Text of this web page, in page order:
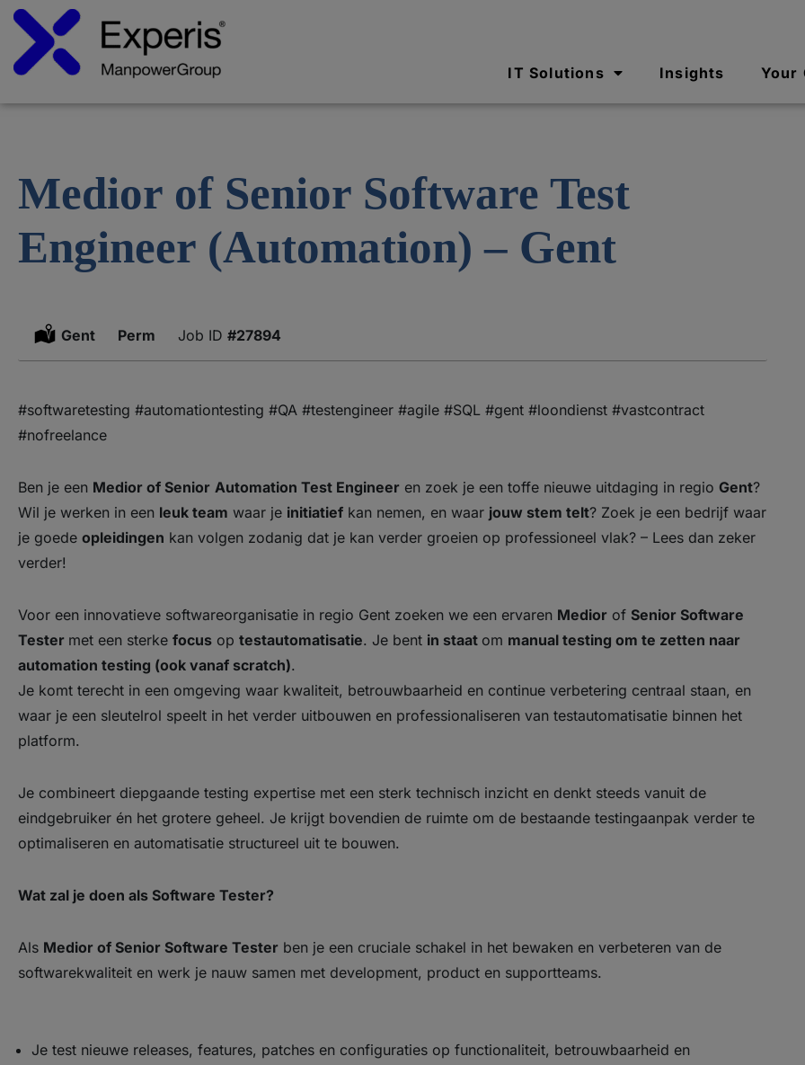
IT Solutions Insights Your
Medior of Senior Software Test
Engineer (Automation) – Gent
Location:
Gent Type:
Perm #27894
#softwaretesting #automationtesting #QA #testengineer #agile #SQL #gent #loondienst #vastcontract
#nofreelance
Ben je een Medior of Senior Automation Test Engineer en zoek je een toffe nieuwe uitdaging in regio Gent?
Wil je werken in een leuk team waar je initiatief kan nemen, en waar jouw stem telt? Zoek je een bedrijf waar
je goede opleidingen kan volgen zodanig dat je kan verder groeien op professioneel vlak? – Lees dan zeker
verder!
Voor een innovatieve softwareorganisatie in regio Gent zoeken we een ervaren Medior of Senior Software
Tester met een sterke focus op testautomatisatie. Je bent in staat om manual testing om te zetten naar
automation testing (ook vanaf scratch).
Je komt terecht in een omgeving waar kwaliteit, betrouwbaarheid en continue verbetering centraal staan, en
waar je een sleutelrol speelt in het verder uitbouwen en professionaliseren van testautomatisatie binnen het
platform.
Je combineert diepgaande testing expertise met een sterk technisch inzicht en denkt steeds vanuit de
eindgebruiker én het grotere geheel. Je krijgt bovendien de ruimte om de bestaande testingaanpak verder te
optimaliseren en automatisatie structureel uit te bouwen.
Wat zal je doen als Software Tester?
Als Medior of Senior Software Tester ben je een cruciale schakel in het bewaken en verbeteren van de
softwarekwaliteit en werk je nauw samen met development, product en supportteams.
Je test nieuwe releases, features, patches en configuraties op functionaliteit, betrouwbaarheid en